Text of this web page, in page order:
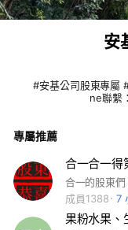
安
#安基公司股東專屬
ne聯繫
專屬推薦
合一合一得
合一的股東們
成員1388
7
果粉水果、